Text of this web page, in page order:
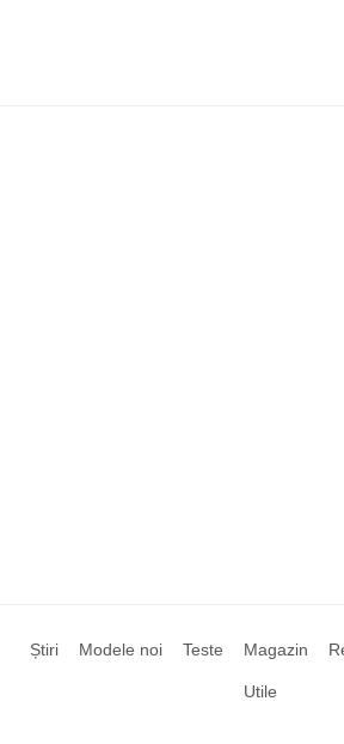
Știri Modele noi Teste Magazin
Utile